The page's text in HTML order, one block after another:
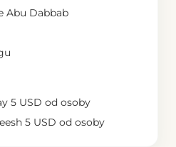
Abu Dabbab
5 USD od osoby
5 USD od osoby